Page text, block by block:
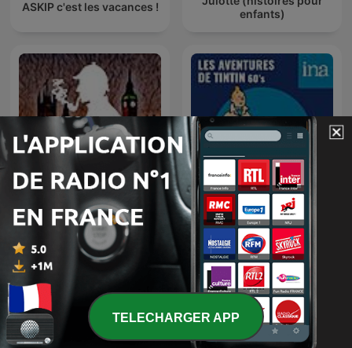
ASKIP c'est les vacances !
enfants)
Sherlock Holmes
Les Aventures de Tintin
(60's)
TELECHARGER APP